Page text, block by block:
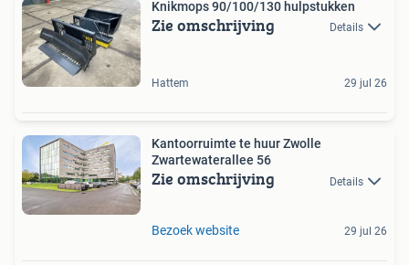
Knikmops 90/100/130 hulpstukken
Zie omschrijving Details
Hattem 29 jul 26
Kantoorruimte te huur Zwolle
Zwartewaterallee 56
Zie omschrijving Details
Bezoek website 29 jul 26